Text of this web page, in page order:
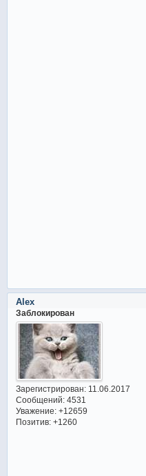
Alex
Заблокирован
Зарегистрирован: 11.06.2017
Сообщений:4531
Уважение: +12659
Позитив: +1260